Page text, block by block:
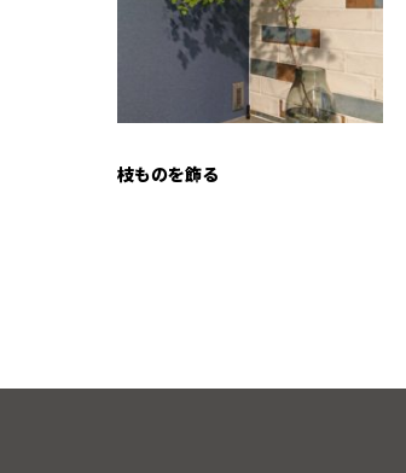
枝ものを飾る